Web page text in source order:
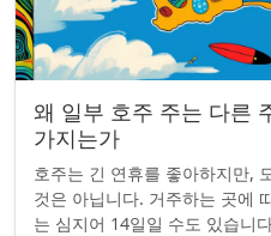
왜 일부 호주 주는 다른
가지는가
호주는 긴 연휴를 좋아하지만,
것은 아닙니다. 거주하는 곳에
는 심지어 14일일 수도 있습니